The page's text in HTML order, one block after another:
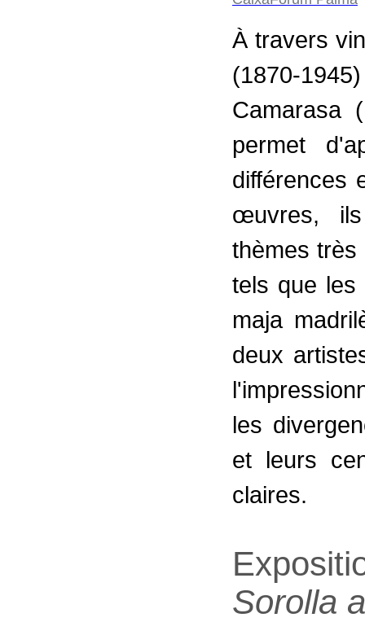
À travers
(1870-
Camarasa
permet
différences
œuvres,
thèmes très
tels que les
maja
deux
les
et leurs
claires.
Sorolla